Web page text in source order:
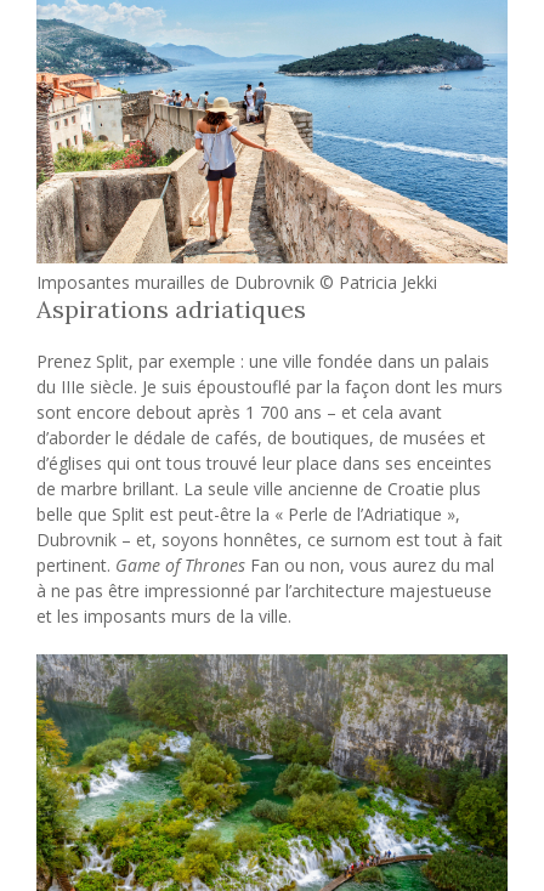
Imposantes murailles de Dubrovnik © Patricia Jekki
Aspirations adriatiques
Prenez Split, par exemple : une ville fondée dans un palais
du IIIe siècle. Je suis époustouflé par la façon dont les murs
sont encore debout après 1 700 ans – et cela avant
d’aborder le dédale de cafés, de boutiques, de musées et
d’églises qui ont tous trouvé leur place dans ses enceintes
de marbre brillant. La seule ville ancienne de Croatie plus
belle que Split est peut-être la « Perle de l’Adriatique »,
Dubrovnik – et, soyons honnêtes, ce surnom est tout à fait
pertinent. Game of Thrones Fan ou non, vous aurez du mal
à ne pas être impressionné par l’architecture majestueuse
et les imposants murs de la ville.